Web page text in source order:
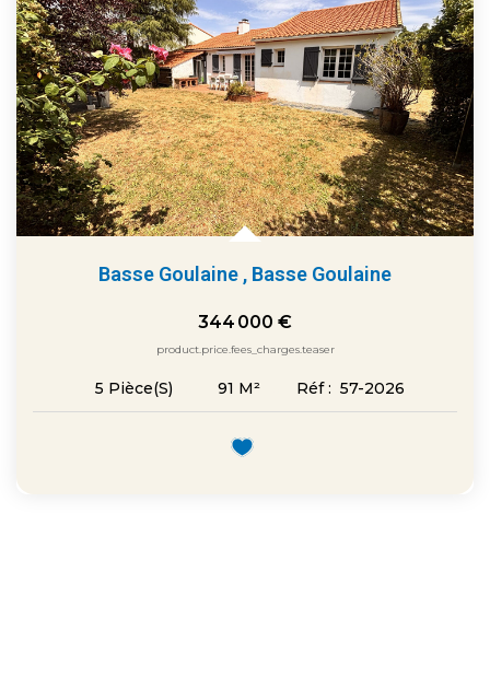
Basse Goulaine , Basse Goulaine
344 000 €
product.price.fees_charges.teaser
5 Pièce(s) 91 M² Réf : 57-2026